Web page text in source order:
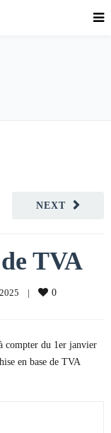
NEXT
TVA
| 0
compter du 1er janvier
en base de TVA